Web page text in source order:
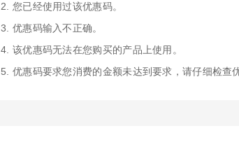
2. 您已经使用过该优惠码。
3. 优惠码输入不正确。
4. 该优惠码无法在您购买的产品上使用。
5. 优惠码要求您消费的金额未达到要求，请仔细检查